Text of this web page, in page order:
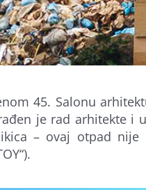
45. Salonu
je rad arhitekte i
– ovaj otpad nije